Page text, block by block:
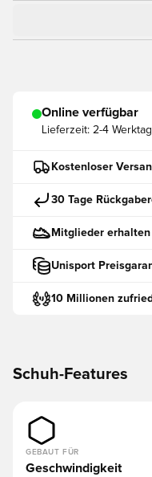
Online verfügbar
Lieferzeit: 2-4
Kostenloser
30 Tage
Mitglieder
Unisport
10 Millionen
Schuh-Features
GEBAUT FÜR
Geschwindigkeit